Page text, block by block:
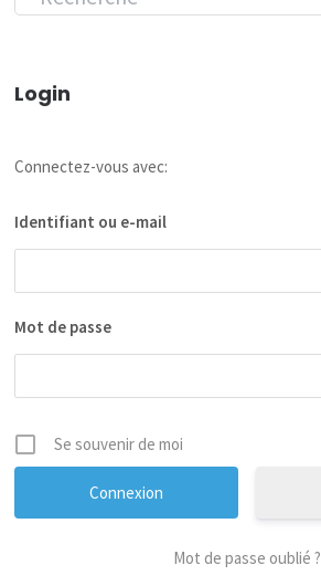
Login
Connectez-vous avec:
Identifiant ou e-mail
Mot de passe
Se souvenir de moi
Mot de passe oublié ?